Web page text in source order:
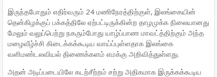
இருந்தபோதும் எதிர்வரும் 24 மணிநேரத்திற்குள், இலங்கையின்
தென்கிழக்குப் பக்கத்திலே ஏற்பட்டிருக்கின்ற தாழமுக்க நிலையானது
மேலும் வலுப்பெற்று நகரும்போது யாழ்ப்பாண மாவட்த்திற்கும் அந்த
மழைவீழ்ச்சி கிடைக்கக்கூடிய வாய்ப்புள்ளதாக இலங்கை
வளிமண்டலவியல் திணைக்களம் எமக்கு அறிவித்துள்ளது.
அதன் அடிப்படையிலே கடற்சீற்றம் சற்று அதிகமாக இருக்கக்கூடிய